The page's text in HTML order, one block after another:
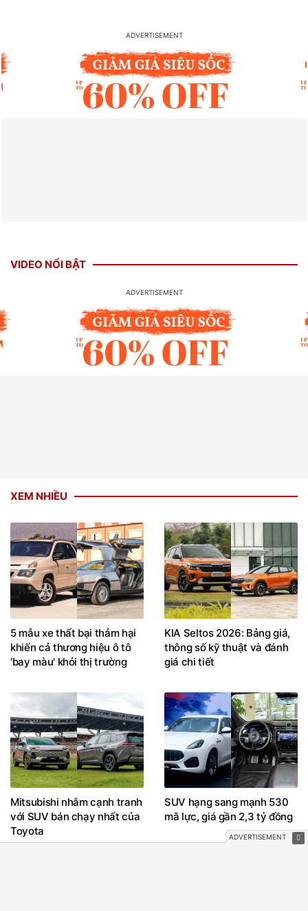
VIDEO NỔI BẬT
XEM NHIỀU
5 mẫu xe thất bại thảm hại
khiến cả thương hiệu ô tô
'bay màu' khỏi thị trường
KIA Seltos 2026: Bảng giá,
thông số kỹ thuật và đánh
giá chi tiết
Mitsubishi nhắm cạnh tranh
với SUV bán chạy nhất của
Toyota
SUV hạng sang mạnh 530
mã lực, giá gần 2,3 tỷ đồng